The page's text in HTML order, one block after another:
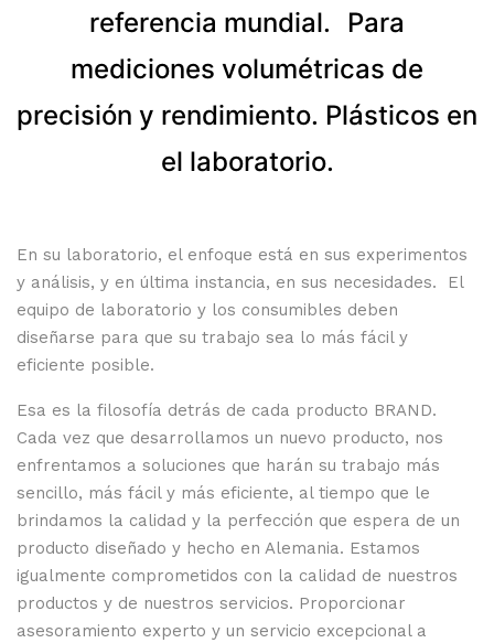
referencia mundial.
Para
mediciones volumétricas de
precisión y rendimiento. Plásticos en
el laboratorio.
En su laboratorio, el enfoque está en sus experimentos
y análisis, y en última instancia, en sus necesidades. El
equipo de laboratorio y los consumibles deben
diseñarse para que su trabajo sea lo más fácil y
eficiente posible.
Esa es la filosofía detrás de cada producto BRAND.
Cada vez que desarrollamos un nuevo producto, nos
enfrentamos a soluciones que harán su trabajo más
sencillo, más fácil y más eficiente, al tiempo que le
brindamos la calidad y la perfección que espera de un
producto diseñado y hecho en Alemania. Estamos
igualmente comprometidos con la calidad de nuestros
productos y de nuestros servicios. Proporcionar
asesoramiento experto y un servicio excepcional a